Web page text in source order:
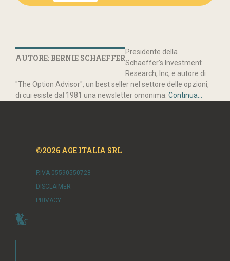
AUTORE: BERNIE SCHAEFFER
Presidente della
Schaeffer's Investment
Research, Inc, e autore di
"The Option Advisor", un best seller nel settore delle opzioni,
di cui esiste dal 1981 una newsletter omonima. Continua...
©2026 AGE ITALIA SRL
P.IVA 05590550728
DISCLAIMER
PRIVACY